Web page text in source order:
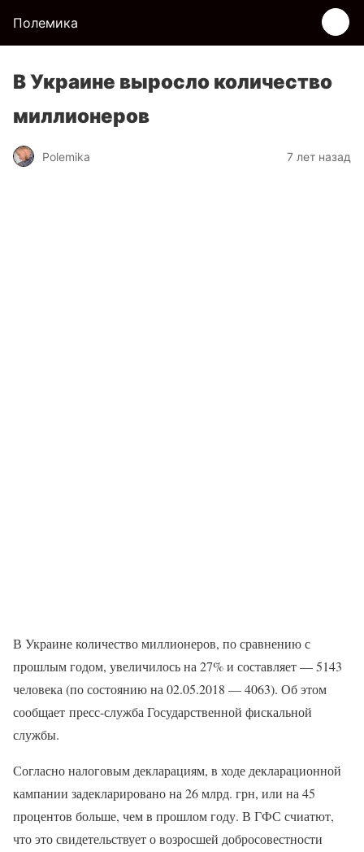
Полемика
В Украине выросло количество
миллионеров
Polemika 7 лет назад
В Украине количество миллионеров, по сравнению с
прошлым годом, увеличилось на 27% и составляет — 5143
человека (по состоянию на 02.05.2018 — 4063). Об этом
сообщает пресс-служба Государственной фискальной
службы.
Согласно налоговым декларациям, в ходе декларационной
кампании задекларировано на 26 млрд. грн, или на 45
процентов больше, чем в прошлом году. В ГФС счиатют,
что это свидетельствует о возросшей добросовестности